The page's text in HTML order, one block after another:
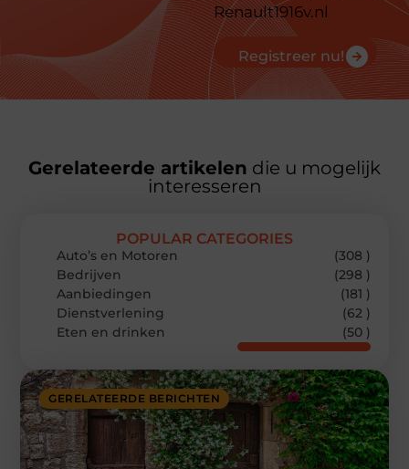
Renault1916v.nl
Registreer nu!
Gerelateerde artikelen die u mogelijk
interesseren
GERELATEERDE BERICHTEN
POPULAR CATEGORIES
Auto’s en Motoren
(308 )
Bedrijven
(298 )
Aanbiedingen
(181 )
Dienstverlening
(62 )
Eten en drinken
(50 )